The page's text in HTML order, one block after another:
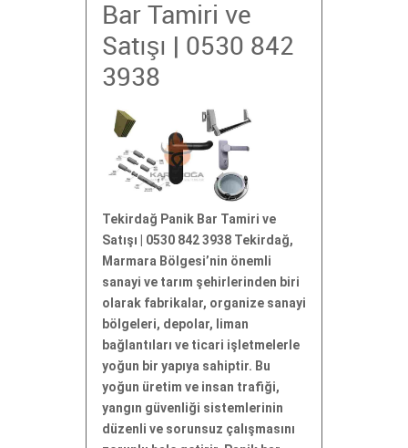
Bar Tamiri ve
Satışı | 0530 842
3938
Tekirdağ Panik Bar Tamiri ve
Satışı | 0530 842 3938 Tekirdağ,
Marmara Bölgesi’nin önemli
sanayi ve tarım şehirlerinden biri
olarak fabrikalar, organize sanayi
bölgeleri, depolar, liman
bağlantıları ve ticari işletmelerle
yoğun bir yapıya sahiptir. Bu
yoğun üretim ve insan trafiği,
yangın güvenliği sistemlerinin
düzenli ve sorunsuz çalışmasını